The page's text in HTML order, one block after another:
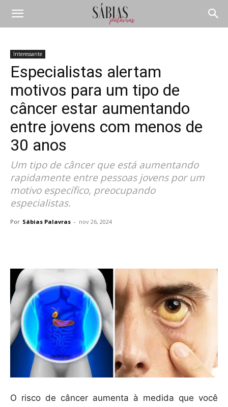
Interessante
Especialistas alertam
motivos para um tipo de
câncer estar aumentando
entre jovens com menos de
30 anos
Um tipo de câncer que está aumentando
rapidamente entre pessoas jovens por um
motivo específico, preocupando
especialistas.
Por Sábias Palavras - nov 26, 2024
O risco de câncer aumenta à medida que você